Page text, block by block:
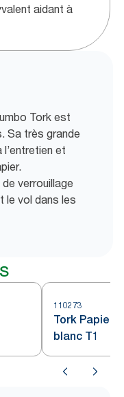
aidant à
Tork est
Sa très grande
et
verrouillage
le vol dans les
110273
Tork Papier
blanc T1